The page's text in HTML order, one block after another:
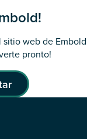
web de Embold
pronto!